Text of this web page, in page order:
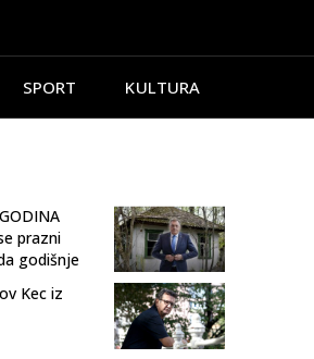
SPORT KULTURA
prazni
godišnje
Kec iz